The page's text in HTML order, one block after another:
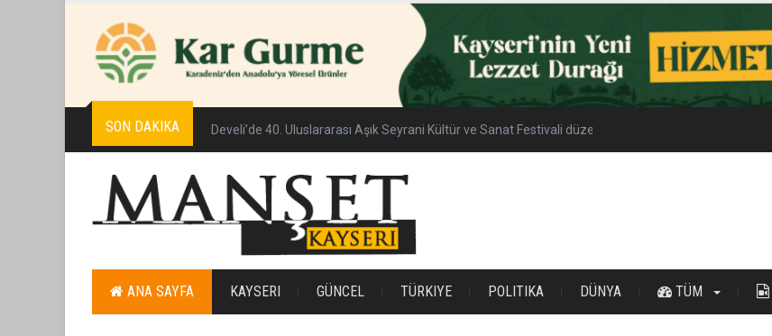
SON DAKIKA Develi’de 40. Uluslararası Aşık Seyrani Kültür ve Sanat Festivali düzenlenecek
ANA SAYFA KAYSERI GÜNCEL TÜRKIYE POLITIKA DÜNYA TÜM